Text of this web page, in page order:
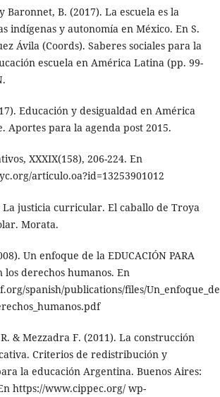
Baronnet, B. (2017). La escuela es la
indígenas y autonomía en México. En S.
Ávila (Coords). Saberes sociales para la
escuela en América Latina (pp. 99-
Educación y desigualdad en América
Aportes para la agenda post 2015.
XXXIX(158), 206-224. En
articulo.oa?id=13253901012
La justicia curricular. El caballo de Troya
Morata.
Un enfoque de la EDUCACIÓN PARA
los derechos humanos. En
spanish/publications/files/
& Mezzadra F. (2011). La construcción
Criterios de redistribución y
la educación Argentina. Buenos Aires:
https://www.cippec.org/ wp-